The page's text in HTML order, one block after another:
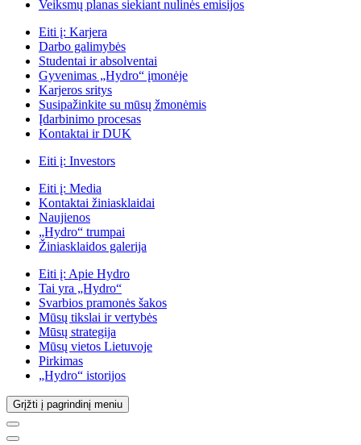
Veiksmų planas siekiant nulinės emisijos
Eiti į: Karjera
Darbo galimybės
Studentai ir absolventai
Gyvenimas „Hydro“ įmonėje
Karjeros sritys
Susipažinkite su mūsų žmonėmis
Įdarbinimo procesas
Kontaktai ir DUK
Eiti į: Investors
Eiti į: Media
Kontaktai žiniasklaidai
Naujienos
„Hydro“ trumpai
Žiniasklaidos galerija
Eiti į: Apie Hydro
Tai yra „Hydro“
Svarbios pramonės šakos
Mūsų tikslai ir vertybės
Mūsų strategija
Mūsų vietos Lietuvoje
Pirkimas
„Hydro“ istorijos
Grįžti į pagrindinį meniu